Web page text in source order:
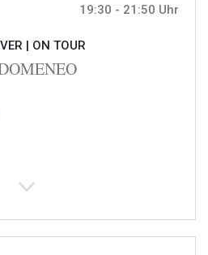
19:30 - 21:50 Uhr
| ON TOUR